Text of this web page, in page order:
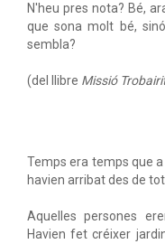
N'heu pres nota? Bé,
que sona molt bé,
sembla?
(del llibre Missió
Temps era temps que
havien arribat des de
Aquelles persones
Havien fet créixer